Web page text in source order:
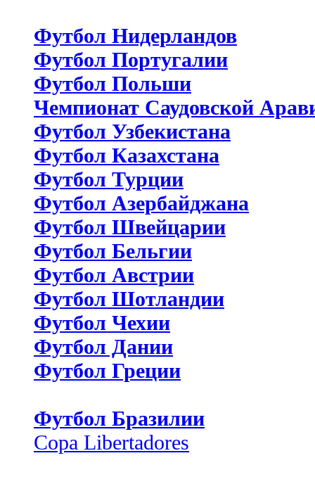
Футбол Нидерландов
Футбол Португалии
Футбол Польши
Чемпионат Саудовской
Футбол Узбекистана
Футбол Казахстана
Футбол Турции
Футбол Азербайджана
Футбол Швейцарии
Футбол Бельгии
Футбол Австрии
Футбол Шотландии
Футбол Чехии
Футбол Дании
Футбол Греции
Футбол Бразилии
Copa Libertadores